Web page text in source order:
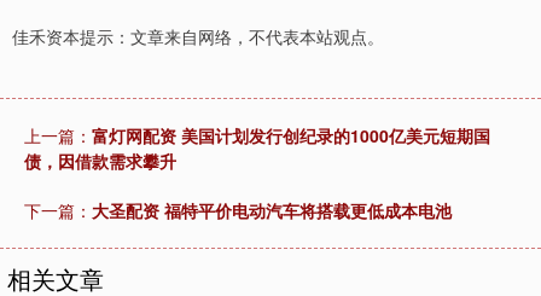
佳禾资本提示：文章来自网络，不代表本站观点。
上一篇： 富灯网配资 美国计划发行创纪录的1000亿美元短期国
债，因借款需求攀升
下一篇： 大圣配资 福特平价电动汽车将搭载更低成本电池
相关文章